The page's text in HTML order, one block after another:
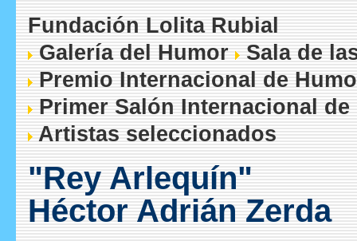
Fundación Lolita Rubial
Galería del Humor
Sala de
Premio Internacional de
Primer Salón Internacional
Artistas seleccionados
"Rey Arlequín"
Héctor Adrián Zerda